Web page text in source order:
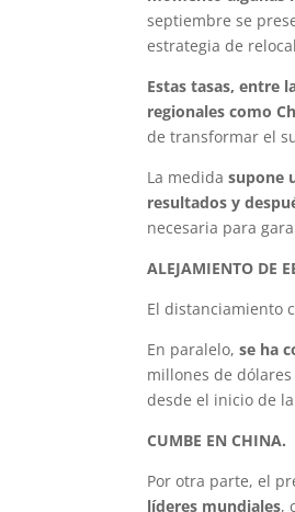
septiembre se
estrategia de
Estas tasas, entre
regionales como
de transformar el
La medidasupone
resultados y
necesaria para
ALEJAMIENTO DE
El distanciamiento
En paralelo,se ha
millones de
desde el inicio de
CUMBE EN CHINA.
Por otra parte, el
líderes mundiales,